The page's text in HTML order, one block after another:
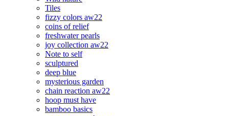
Tiles
fizzy colors aw22
coins of relief
freshwater pearls
joy collection aw22
Note to self
sculptured
deep blue
mysterious garden
chain reaction aw22
hoop must have
bamboo basics